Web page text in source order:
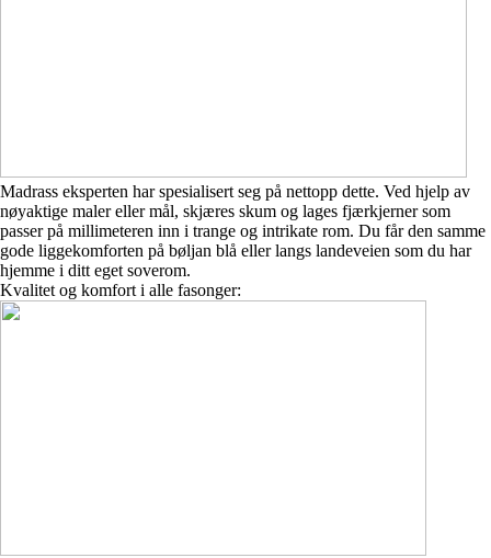
Madrass eksperten har spesialisert seg på nettopp dette. Ved hjelp av
nøyaktige maler eller mål, skjæres skum og lages fjærkjerner som
passer på millimeteren inn i trange og intrikate rom. Du får den samme
gode liggekomforten på bøljan blå eller langs landeveien som du har
hjemme i ditt eget soverom.
Kvalitet og komfort i alle fasonger: